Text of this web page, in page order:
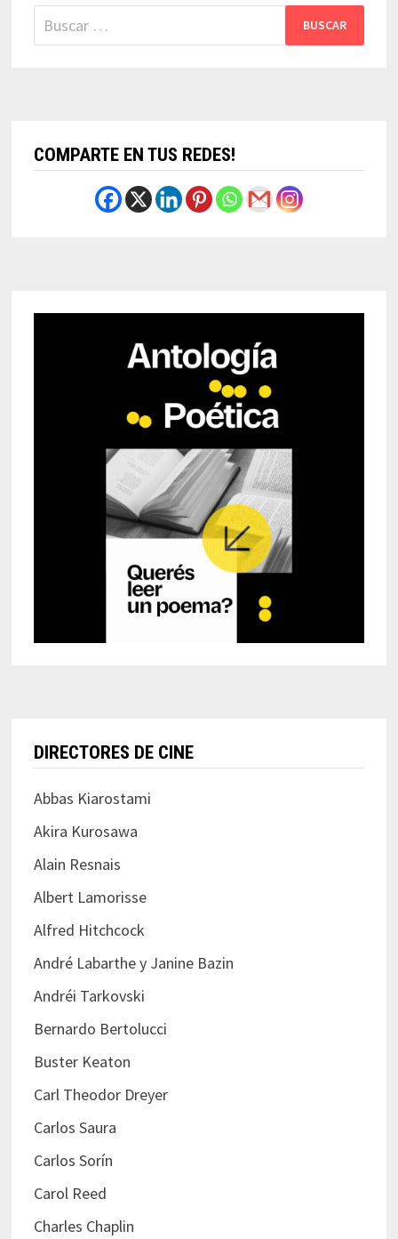
Buscar:
COMPARTE EN TUS REDES!
DIRECTORES DE CINE
Abbas Kiarostami
Akira Kurosawa
Alain Resnais
Albert Lamorisse
Alfred Hitchcock
André Labarthe y Janine Bazin
Andréi Tarkovski
Bernardo Bertolucci
Buster Keaton
Carl Theodor Dreyer
Carlos Saura
Carlos Sorín
Carol Reed
Charles Chaplin